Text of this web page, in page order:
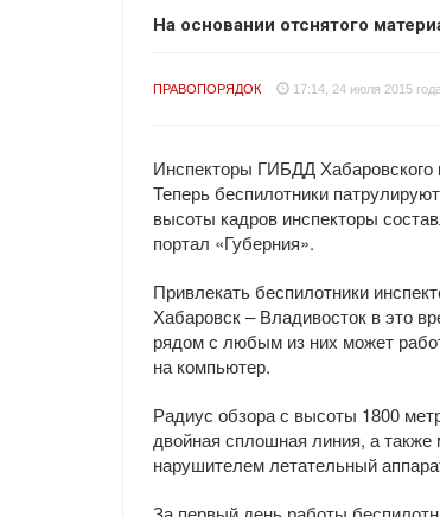
На основании отснятого
ПРАВОПОРЯДОК 17:14, 24 июля 2015 года
Инспекторы ГИБДД Хабаровского
Теперь беспилотники
высоты кадров инспекторы
портал «Губерния».
Привлекать беспилотники
Хабаровск – Владивосток в это
рядом с любым из них может
на компьютер.
Радиус обзора с высоты 1800
двойная сплошная линия, а
нарушителем летательный